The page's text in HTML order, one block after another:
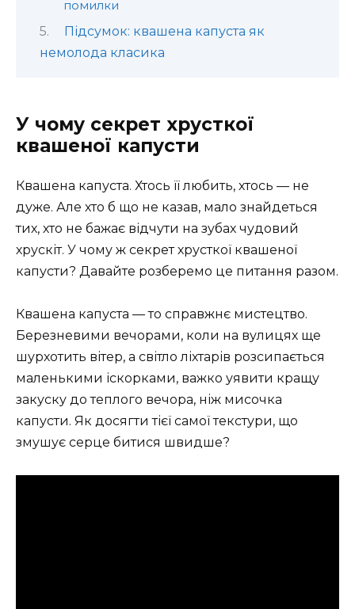
помилки
Підсумок: квашена капуста як
немолода класика
У чому секрет хрусткої
квашеної капусти
Квашена капуста. Хтось її любить, хтось — не
дуже. Але хто б що не казав, мало знайдеться
тих, хто не бажає відчути на зубах чудовий
хрускіт. У чому ж секрет хрусткої квашеної
капусти? Давайте розберемо це питання разом.
Квашена капуста — то справжнє мистецтво.
Березневими вечорами, коли на вулицях ще
шурхотить вітер, а світло ліхтарів розсипається
маленькими іскорками, важко уявити кращу
закуску до теплого вечора, ніж мисочка
капусти. Як досягти тієї самої текстури, що
змушує серце битися швидше?